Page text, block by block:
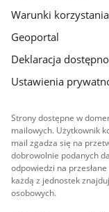
Warunki korzystania
Geoportal
Deklaracja
Ustawienia
Strony dostępne w
mailowych. Użytkownik
mail zgadza się na
dobrowolnie podanych
odpowiedzi na
każdą z jednostek
osobowych.